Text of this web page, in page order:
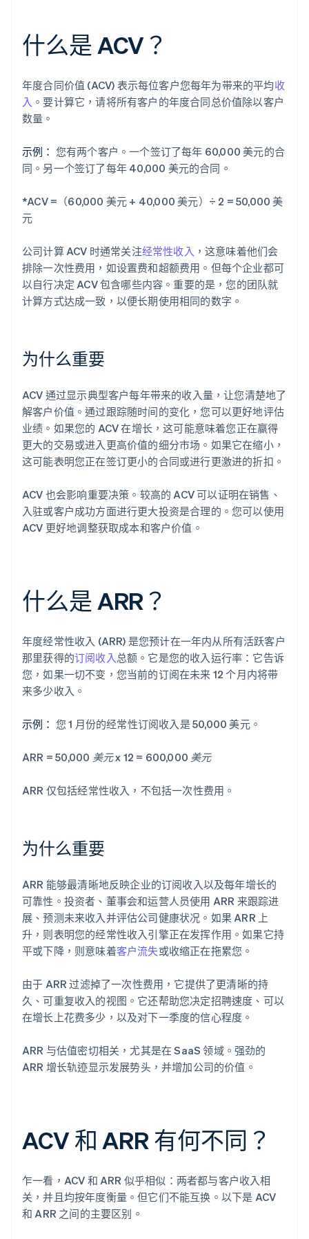
什么是 ACV？
年度合同价值 (ACV) 表示每位客户您每年为带来的平均收
入 。要计算它，请将所有客户的年度合同总价值除以客户
数量。
示例： 您有两个客户。一个签订了每年 60,000 美元的合
同。另一个签订了每年 40,000 美元的合同。
*ACV =（60,000 美元 + 40,000 美元）÷ 2 = 50,000 美
元
公司计算 ACV 时通常关注经常性收入 ，这意味着他们会
排除一次性费用，如设置费和超额费用。但每个企业都可
以自行决定 ACV 包含哪些内容。重要的是，您的团队就
计算方式达成一致，以便长期使用相同的数字。
为什么重要
ACV 通过显示典型客户每年带来的收入量，让您清楚地了
解客户价值。通过跟踪随时间的变化，您可以更好地评估
业绩。如果您的 ACV 在增长，这可能意味着您正在赢得
更大的交易或进入更高价值的细分市场。如果它在缩小，
这可能表明您正在签订更小的合同或进行更激进的折扣。
ACV 也会影响重要决策。较高的 ACV 可以证明在销售、
入驻或客户成功方面进行更大投资是合理的。您可以使用
ACV 更好地调整获取成本和客户价值。
什么是 ARR？
年度经常性收入 (ARR) 是您预计在一年内从所有活跃客户
那里获得的订阅收入总额。它是您的收入运行率：它告诉
您，如果一切不变，您当前的订阅在未来 12 个月内将带
来多少收入。
示例： 您 1 月份的经常性订阅收入是 50,000 美元。
ARR = 50,000 美元 x 12 = 600,000 美元
ARR 仅包括经常性收入，不包括一次性费用。
为什么重要
ARR 能够最清晰地反映企业的订阅收入以及每年增长的
可靠性。投资者、董事会和运营人员使用 ARR 来跟踪进
展、预测未来收入并评估公司健康状况。如果 ARR 上
升，则表明您的经常性收入引擎正在发挥作用。如果它持
平或下降，则意味着客户流失或收缩正在拖累您。
由于 ARR 过滤掉了一次性费用，它提供了更清晰的持
久、可重复收入的视图。它还帮助您决定招聘速度、可以
在增长上花费多少，以及对下一季度的信心程度。
ARR 与估值密切相关，尤其是在 SaaS 领域。强劲的
ARR 增长轨迹显示发展势头，并增加公司的价值。
ACV 和 ARR 有何不同？
乍一看，ACV 和 ARR 似乎相似：两者都与客户收入相
关，并且均按年度衡量。但它们不能互换。以下是 ACV
和 ARR 之间的主要区别。